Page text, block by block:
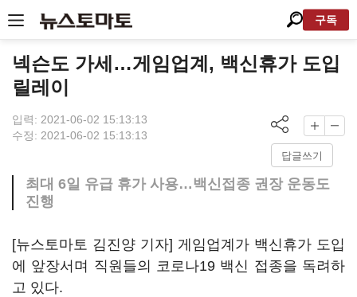
구독
넥슨도 가세…게임업계, 백신휴가 도입
릴레이
입력: 2021-06-02 15:13:13
수정: 2021-06-02 15:13:13
답글쓰기
최대 6일 유급 휴가 사용…백신접종 권장 운동도
진행
[뉴스토마토 김진양 기자] 게임업계가 백신휴가 도입
에 앞장서며 직원들의 코로나19 백신 접종을 독려하
고 있다.